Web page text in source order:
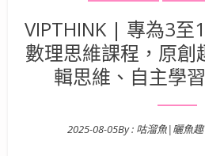
VIPTHINK | 專為3至
數理思維課程，原創
輯思維、自主學
2025-08-05By : 咕溜魚|曬魚